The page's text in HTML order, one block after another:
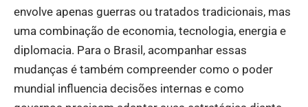
envolve apenas guerras ou tratados tradicionais, mas
uma combinação de economia, tecnologia, energia e
diplomacia. Para o Brasil, acompanhar essas
mudanças é também compreender como o poder
mundial influencia decisões internas e como